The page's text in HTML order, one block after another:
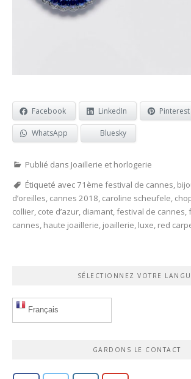
Facebook LinkedIn Pinterest
WhatsApp Bluesky
Publié dans Joaillerie et horlogerie
Étiqueté avec71ème festival de cannes
d’oreilles cannes 2018 caroline scheufele
collier cote d’azur diamant festival de cannes
cannes haute joaillerie joaillerie luxe red
SÉLECTIONNEZ VOTRE
Français
GARDONS LE CONTACT